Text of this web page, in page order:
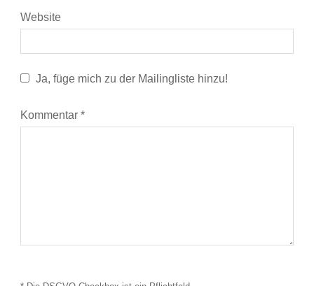
Website
Ja, füge mich zu der Mailingliste hinzu!
Kommentar *